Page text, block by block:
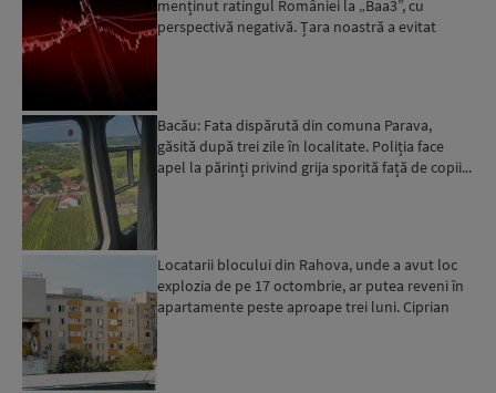
menținut ratingul României la „Baa3”, cu
perspectivă negativă. Țara noastră a evitat
Bacău: Fata dispărută din comuna Parava,
găsită după trei zile în localitate. Poliția face
apel la părinți privind grija sporită față de copii...
Locatarii blocului din Rahova, unde a avut loc
explozia de pe 17 octombrie, ar putea reveni în
apartamente peste aproape trei luni. Ciprian